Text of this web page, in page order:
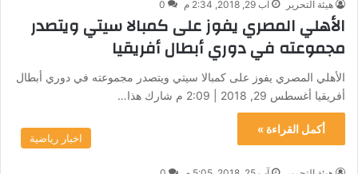
هيئة التحرير آب 29, 2018, 2:34 م 0
الأهلي المصري يفوز على كمبالا سيتي ويتصدر
مجموعته في دوري أبطال أفريقيا
الأهلي المصري يفوز على كمبالا سيتي ويتصدر مجموعته في دوري أبطال
أفريقيا أغسطس 29, 2018 | 2:09 م شارك هذا…
أكمل القراءة »
اخبار رياضية